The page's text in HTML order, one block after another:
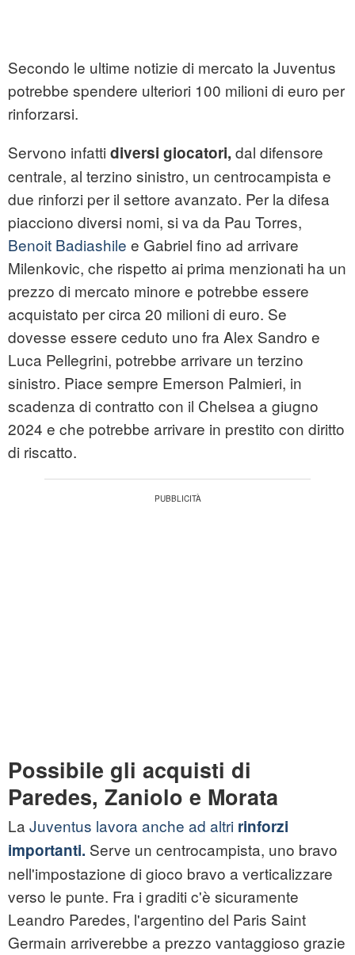
Secondo le ultime notizie di mercato la Juventus
potrebbe spendere ulteriori 100 milioni di euro per
rinforzarsi.
Servono infatti diversi giocatori, dal difensore
centrale, al terzino sinistro, un centrocampista e
due rinforzi per il settore avanzato. Per la difesa
piacciono diversi nomi, si va da Pau Torres,
Benoit Badiashile e Gabriel fino ad arrivare
Milenkovic, che rispetto ai prima menzionati ha un
prezzo di mercato minore e potrebbe essere
acquistato per circa 20 milioni di euro. Se
dovesse essere ceduto uno fra Alex Sandro e
Luca Pellegrini, potrebbe arrivare un terzino
sinistro. Piace sempre Emerson Palmieri, in
scadenza di contratto con il Chelsea a giugno
2024 e che potrebbe arrivare in prestito con diritto
di riscatto.
Possibile gli acquisti di
Paredes, Zaniolo e Morata
La Juventus lavora anche ad altri rinforzi
importanti. Serve un centrocampista, uno bravo
nell'impostazione di gioco bravo a verticalizzare
verso le punte. Fra i graditi c'è sicuramente
Leandro Paredes, l'argentino del Paris Saint
Germain arriverebbe a prezzo vantaggioso grazie